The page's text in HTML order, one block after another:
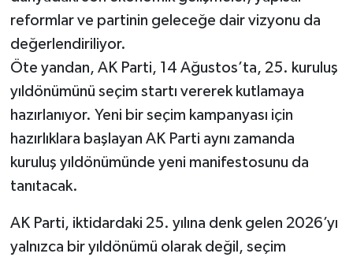
reformlar ve partinin geleceğe dair vizyonu da
değerlendiriliyor.
Öte yandan, AK Parti, 14 Ağustos’ta, 25. kuruluş
yıldönümünü seçim startı vererek kutlamaya
hazırlanıyor. Yeni bir seçim kampanyası için
hazırlıklara başlayan AK Parti aynı zamanda
kuruluş yıldönümünde yeni manifestosunu da
tanıtacak.
AK Parti, iktidardaki 25. yılına denk gelen 2026’yı
yalnızca bir yıldönümü olarak değil, seçim